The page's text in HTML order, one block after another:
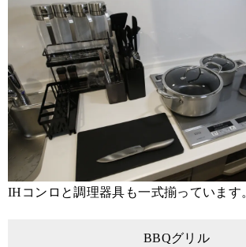
IHコンロと調理器具も一式揃っています
BBQグリル